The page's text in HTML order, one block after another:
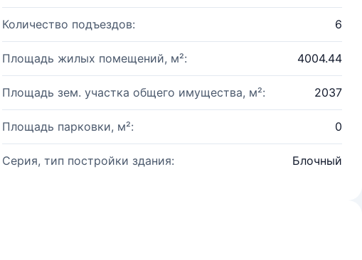
Количество подъездов: 6
Площадь жилых помещений, м²: 4004.44
Площадь зем. участка общего имущества, м²: 2037
Площадь парковки, м²: 0
Серия, тип постройки здания: Блочный